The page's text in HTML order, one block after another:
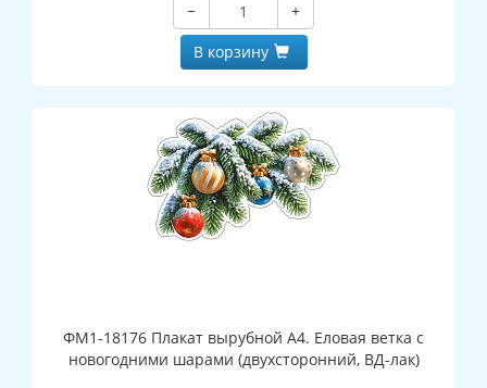
−
+
В корзину
ФМ1-18176 Плакат вырубной А4. Еловая ветка с
новогодними шарами (двухсторонний, ВД-лак)